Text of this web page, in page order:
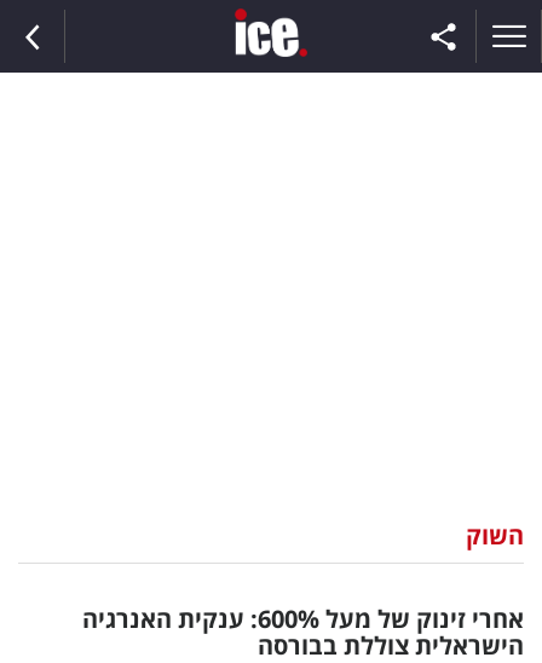
וצרכנות
דיגיטל
השוק
אחרי זינוק של מעל 600%
: ענקית האנרגיה
הישראלית צוללת בבורסה